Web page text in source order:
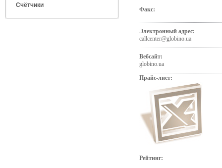
Счётчики
Факс:
Электронный адрес:
callcenter@globino.ua
Вебсайт:
globino.ua
Прайс-лист:
Рейтинг: